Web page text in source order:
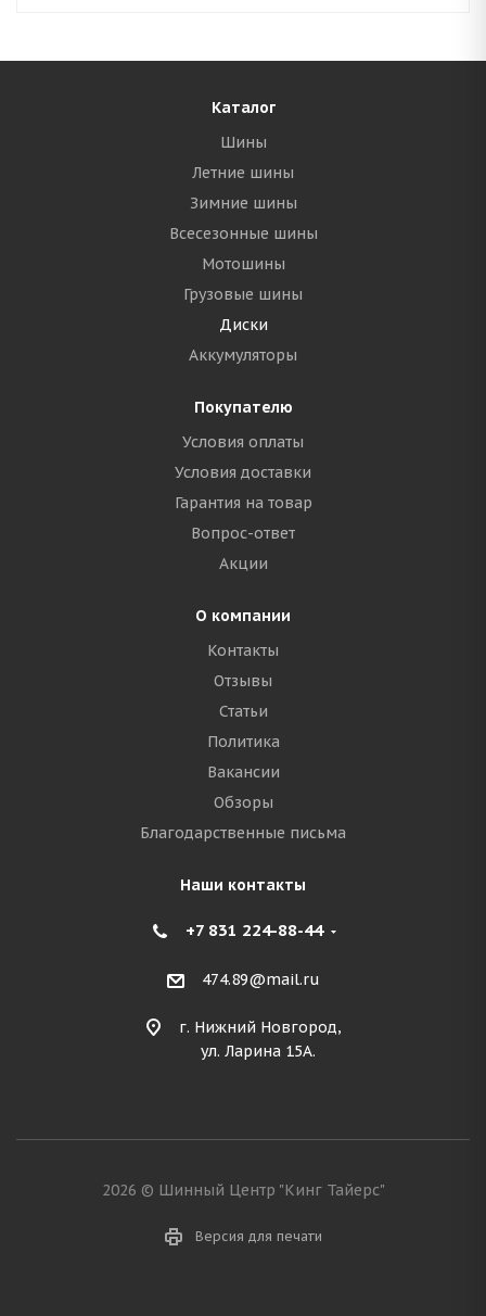
Каталог
Шины
Летние шины
Зимние шины
Всесезонные шины
Мотошины
Грузовые шины
Диски
Аккумуляторы
Покупателю
Условия оплаты
Условия доставки
Гарантия на товар
Вопрос-ответ
Акции
О компании
Контакты
Отзывы
Статьи
Политика
Вакансии
Обзоры
Благодарственные письма
Наши контакты
+7 831 224-88-44
474.89@mail.ru
г. Нижний Новгород,
ул. Ларина 15А.
2026 © Шинный Центр "Кинг Тайерс"
Версия для печати